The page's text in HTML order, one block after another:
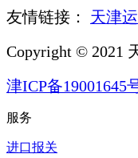
友情链接： 天津
Copyright © 2021
津ICP备19001645
服务
进口报关